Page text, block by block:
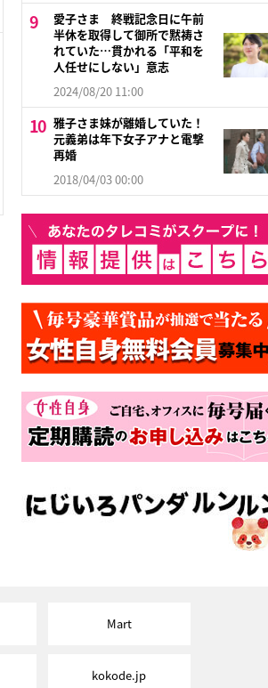
愛子さま 終戦記念日に午前
半休を取得して御所で黙祷さ
れていた…貫かれる「平和を
人任せにしない」意志
2024/08/20 11:00
雅子さま妹が離婚していた！
元義弟は年下女子アナと電撃
再婚
2018/04/03 00:00
Mart
kokode.jp